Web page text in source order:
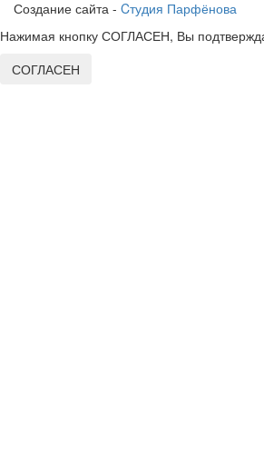
Создание сайта - Cтудия Парфёнова
Нажимая кнопку СОГЛАСЕН, Вы
СОГЛАСЕН